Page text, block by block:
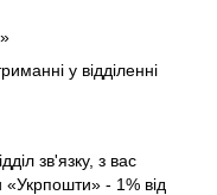
у відділенні
зв'язку, з вас
«Укрпошти» - 1% від